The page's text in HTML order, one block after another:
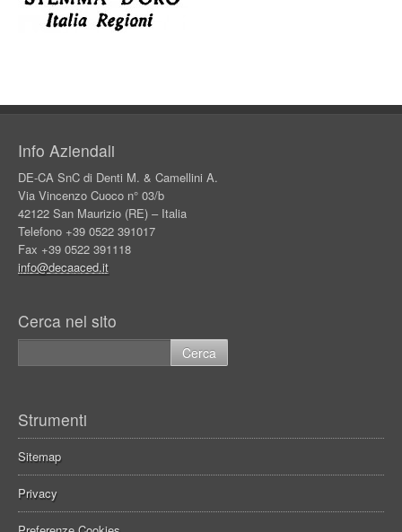
Info Aziendali
DE-CA SnC di Denti M. & Camellini A.
Via Vincenzo Cuoco n° 03/b
42122 San Maurizio (RE) – Italia
Telefono +39 0522 391017
Fax +39 0522 391118
info@decaaced.it
Cerca nel sito
Strumenti
Sitemap
Privacy